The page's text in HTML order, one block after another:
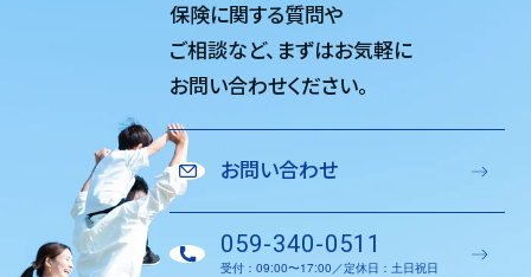
保険に関する質問や
ご相談など、 まずはお気軽に
お問い合わせください。
お問い合わせ
059-340-0511
受付：09:00〜17:00／定休日：土日祝日